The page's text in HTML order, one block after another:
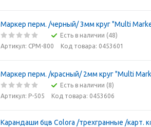
Маркер перм. /черный/ 3мм круг "Multi
Есть в наличии (48)
Артикул: CPM-800
Код товара: 0453601
Маркер перм. /красный/ 2мм круг "Multi
Есть в наличии (8)
Артикул: P-505
Код товара: 0453606
Карандаши 6цв Colora /трехгранные /карт.